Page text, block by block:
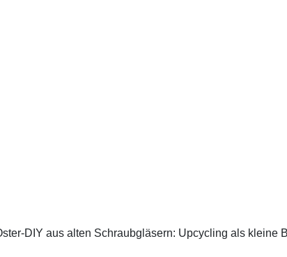
DIY aus alten Schraubgläsern: Upcycling als kleine